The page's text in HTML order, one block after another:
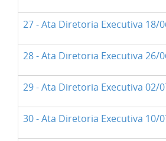
27 - Ata Diretoria Executiva 18/
28 - Ata Diretoria Executiva 26/
29 - Ata Diretoria Executiva 02/
30 - Ata Diretoria Executiva 10/